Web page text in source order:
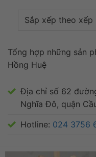
Tổng hợp những sản
Hồng Huệ
Địa chỉ số 62
Nghĩa Đô, quận
Hotline: 024 3756